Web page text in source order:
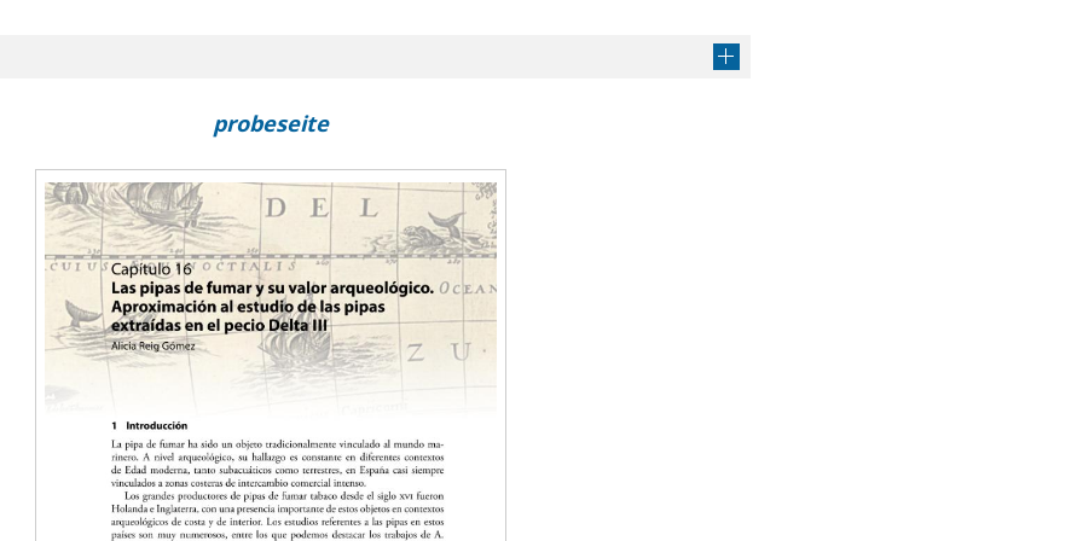
: naufragios históricos desde las fuentes documentales
y transporte norteamericano del siglo XIX : una
españoles de navegación interior
de marinos en la segunda mitad del siglo XIX.
primer viaje de Cristóbal Colón
navegación astronómica en América : Colón y Vespuccio (1492-1502)
exploración del litoral centroamericano por Antonio Porta y costas a
probeseite